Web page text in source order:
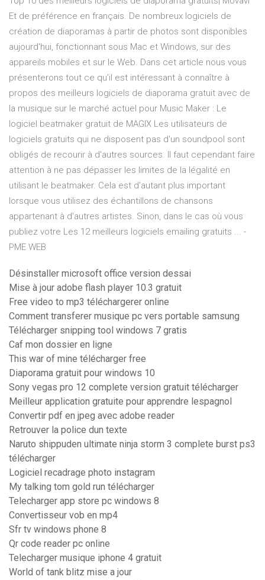
Et de préférence en français. De nombreux logiciels de
création de diaporamas à partir de photos sont disponibles
aujourd'hui, fonctionnant sous Mac et Windows, sur des
appareils mobiles et sur le Web. Dans cet article nous vous
présenterons tout ce qu’il est intéressant à connaître à
propos des meilleurs logiciels de diaporama gratuit avec de
la musique sur le marché actuel pour Music Maker : Le
logiciel beatmaker gratuit de MAGIX Les utilisateurs de
logiciels gratuits qui ne disposent pas d'un soundpool sont
obligés de recourir à d'autres sources. Il faut cependant faire
attention à ne pas dépasser les limites de la légalité en
utilisant le beatmaker. Cela est d'autant plus important
lorsque vous utilisez des échantillons de chansons
appartenant à d'autres artistes. Sinon, dans le cas où vous
publiez votre Les 12 meilleurs logiciels emailing gratuits ... -
PME WEB
Désinstaller microsoft office version dessai
Mise à jour adobe flash player 10.3 gratuit
Free video to mp3 téléchargerer online
Comment transferer musique pc vers portable samsung
Télécharger snipping tool windows 7 gratis
Caf mon dossier en ligne
This war of mine télécharger free
Diaporama gratuit pour windows 10
Sony vegas pro 12 complete version gratuit télécharger
Meilleur application gratuite pour apprendre lespagnol
Convertir pdf en jpeg avec adobe reader
Retrouver la police dun texte
Naruto shippuden ultimate ninja storm 3 complete burst ps3
télécharger
Logiciel recadrage photo instagram
My talking tom gold run télécharger
Telecharger app store pc windows 8
Convertisseur vob en mp4
Sfr tv windows phone 8
Qr code reader pc online
Telecharger musique iphone 4 gratuit
World of tank blitz mise a jour